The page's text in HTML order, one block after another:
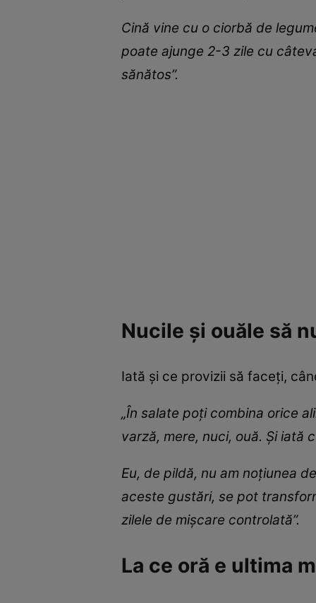
Cină vine cu o ciorbă de
poate ajunge 2-3 zile cu
sănătos”.
Nucile și ouăle să
Iată și ce provizii să faceți,
„În salate poți combina orice
varză, mere, nuci, ouă. Și iată
Eu, de pildă, nu am noțiunea
aceste gustări, se pot
zilele de mișcare controlată”.
La ce oră e ultima